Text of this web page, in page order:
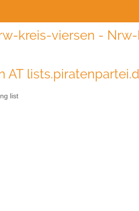
kreis-viersen -
AT
list